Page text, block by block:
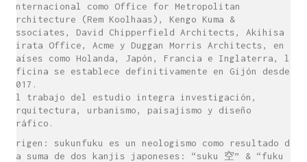
internacional como Office for Metropolitan
Architecture (Rem Koolhaas), Kengo Kuma &
Associates, David Chipperfield Architects, Akihisa
Hirata Office, Acme y Duggan Morris Architects, en
países como Holanda, Japón, Francia e Inglaterra, la
oficina se establece definitivamente en Gijón desde
2017.
El trabajo del estudio integra investigación,
arquitectura, urbanismo, paisajismo y diseño
gráfico.
Origen: sukunfuku es un neologismo como resultado de
la suma de dos kanjis japoneses: “suku 空” & “fuku